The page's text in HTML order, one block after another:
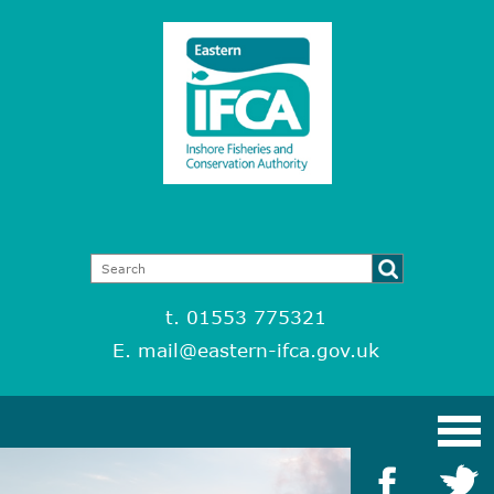
t. 01553 775321
E. mail@eastern-ifca.gov.uk